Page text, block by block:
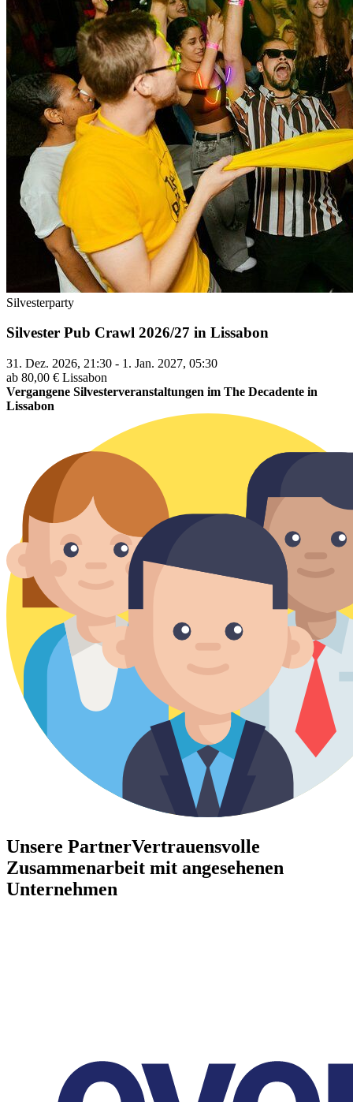
Silvesterparty
Silvester Pub Crawl 2026/27 in Lissabon
31. Dez. 2026, 21:30 - 1. Jan. 2027, 05:30
ab 80,00 € Lissabon
Vergangene Silvesterveranstaltungen im The Decadente in
Lissabon
Unsere PartnerVertrauensvolle
Zusammenarbeit mit angesehenen
Unternehmen